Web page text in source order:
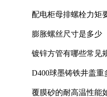
配电柜母排螺栓力矩
膨胀螺丝尺寸是多少
镀锌方管有哪些常见
D400球墨铸铁井盖重
覆膜砂的耐高温性能